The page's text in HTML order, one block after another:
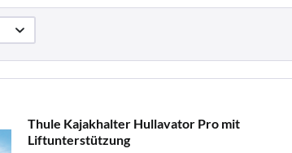
Thule Kajakhalter Hullavator Pro mit
Liftunterstützung